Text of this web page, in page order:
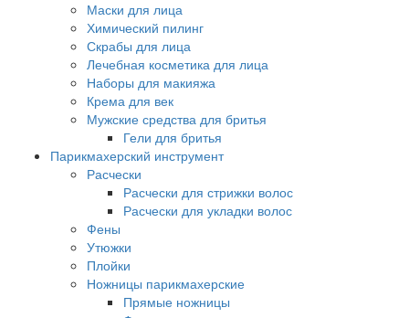
Маски для лица
Химический пилинг
Скрабы для лица
Лечебная косметика для лица
Наборы для макияжа
Крема для век
Мужские средства для бритья
Гели для бритья
Парикмахерский инструмент
Расчески
Расчески для стрижки волос
Расчески для укладки волос
Фены
Утюжки
Плойки
Ножницы парикмахерские
Прямые ножницы